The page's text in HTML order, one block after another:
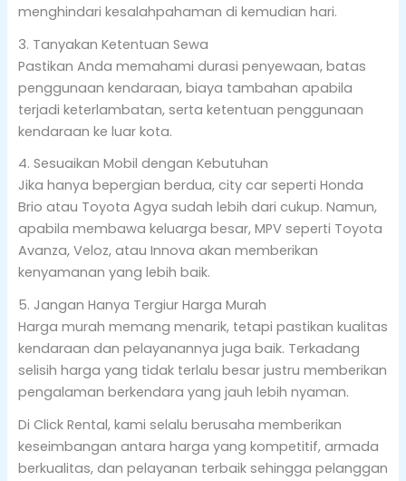
menghindari kesalahpahaman di kemudian hari.
3. Tanyakan Ketentuan Sewa
Pastikan Anda memahami durasi penyewaan, batas
penggunaan kendaraan, biaya tambahan apabila
terjadi keterlambatan, serta ketentuan penggunaan
kendaraan ke luar kota.
4. Sesuaikan Mobil dengan Kebutuhan
Jika hanya bepergian berdua, city car seperti Honda
Brio atau Toyota Agya sudah lebih dari cukup. Namun,
apabila membawa keluarga besar, MPV seperti Toyota
Avanza, Veloz, atau Innova akan memberikan
kenyamanan yang lebih baik.
5. Jangan Hanya Tergiur Harga Murah
Harga murah memang menarik, tetapi pastikan kualitas
kendaraan dan pelayanannya juga baik. Terkadang
selisih harga yang tidak terlalu besar justru memberikan
pengalaman berkendara yang jauh lebih nyaman.
Di Click Rental, kami selalu berusaha memberikan
keseimbangan antara harga yang kompetitif, armada
berkualitas, dan pelayanan terbaik sehingga pelanggan